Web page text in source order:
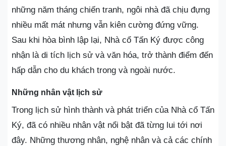
những năm tháng chiến tranh, ngôi nhà đã chịu đựng
nhiều mất mát nhưng vẫn kiên cường đứng vững.
Sau khi hòa bình lập lại, Nhà cổ Tấn Ký được công
nhận là di tích lịch sử và văn hóa, trở thành điểm đến
hấp dẫn cho du khách trong và ngoài nước.
Những nhân vật lịch sử
Trong lịch sử hình thành và phát triển của Nhà cổ Tấn
Ký, đã có nhiều nhân vật nổi bật đã từng lui tới nơi
đây. Những thương nhân, nghệ nhân và cả các chính